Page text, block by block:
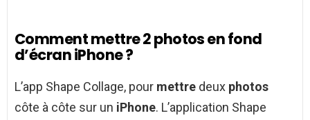
Comment mettre 2 photos en fond
d’écran iPhone ?
L’app Shape Collage, pour mettre deux photos
côte à côte sur un iPhone. L’application Shape